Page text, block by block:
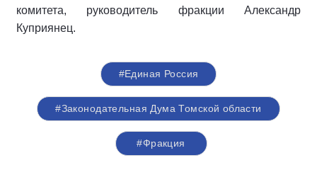
комитета, руководитель фракции Александр
Куприянец.
#Единая Россия
#Законодательная Дума Томской области
#Фракция